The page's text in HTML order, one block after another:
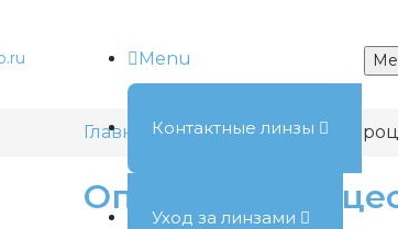
Menu
Контактные линзы
Уход за линзами
Главная Оплата Описание
Описание